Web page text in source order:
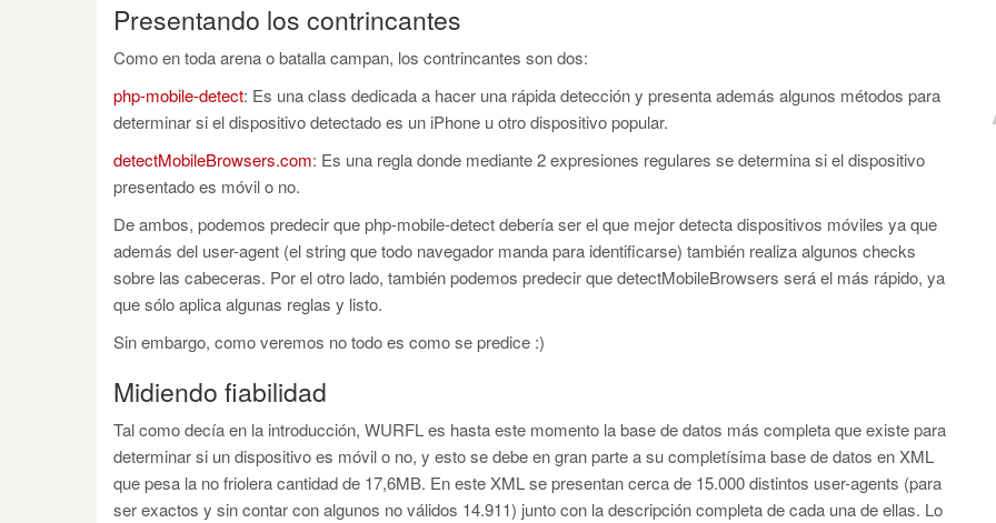
Presentando los contrincantes
Como en toda arena o batalla campan, los contrincantes son dos:
php-mobile-detect: Es una class dedicada a hacer una rápida detección y presenta además algunos métodos para
determinar si el dispositivo detectado es un iPhone u otro dispositivo popular.
detectMobileBrowsers.com: Es una regla donde mediante 2 expresiones regulares se determina si el dispositivo
presentado es móvil o no.
De ambos, podemos predecir que php-mobile-detect debería ser el que mejor detecta dispositivos móviles ya que
además del user-agent (el string que todo navegador manda para identificarse) también realiza algunos checks
sobre las cabeceras. Por el otro lado, también podemos predecir que detectMobileBrowsers será el más rápido, ya
que sólo aplica algunas reglas y listo.
Sin embargo, como veremos no todo es como se predice :)
Midiendo fiabilidad
Tal como decía en la introducción, WURFL es hasta este momento la base de datos más completa que existe para
determinar si un dispositivo es móvil o no, y esto se debe en gran parte a su completísima base de datos en XML
que pesa la no friolera cantidad de 17,6MB. En este XML se presentan cerca de 15.000 distintos user-agents (para
ser exactos y sin contar con algunos no válidos 14.911) junto con la descripción completa de cada una de ellas. Lo